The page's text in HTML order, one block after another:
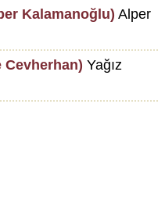
Kalamanoğlu) Alper
Cevherhan) Yağız